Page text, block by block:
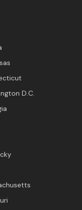
D.C.